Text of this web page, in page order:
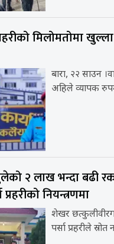
मिलोमतोमा
बारा, २२ साउन
अहिले व्यापक
२ लाख भन्दा बढी
नियन्त्रणमा
शेखर
पर्सा प्रहरीले